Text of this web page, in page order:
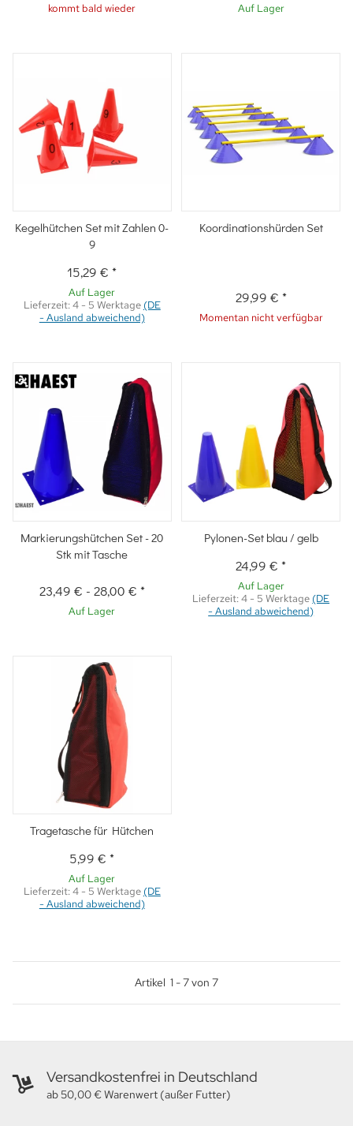
kommt bald wieder Auf Lager
Kegelhütchen Set mit Zahlen 0-
9
15,29 €*
Auf Lager
Lieferzeit:4 - 5 Werktage (DE
- Ausland abweichend)
Koordinationshürden Set
29,99 € *
Momentan nicht verfügbar
Markierungshütchen Set - 20
Stk mit Tasche
23,49 € - 28,00 € *
Auf Lager
Pylonen-Set blau / gelb
24,99 €*
Auf Lager
Lieferzeit:4 - 5 Werktage (DE
- Ausland abweichend)
Tragetasche für Hütchen
5,99 €*
Auf Lager
Lieferzeit:4 - 5 Werktage (DE
- Ausland abweichend)
Artikel 1 -7von 7
Versandkostenfrei in Deutschland
ab 50,00 € Warenwert (außer Futter)